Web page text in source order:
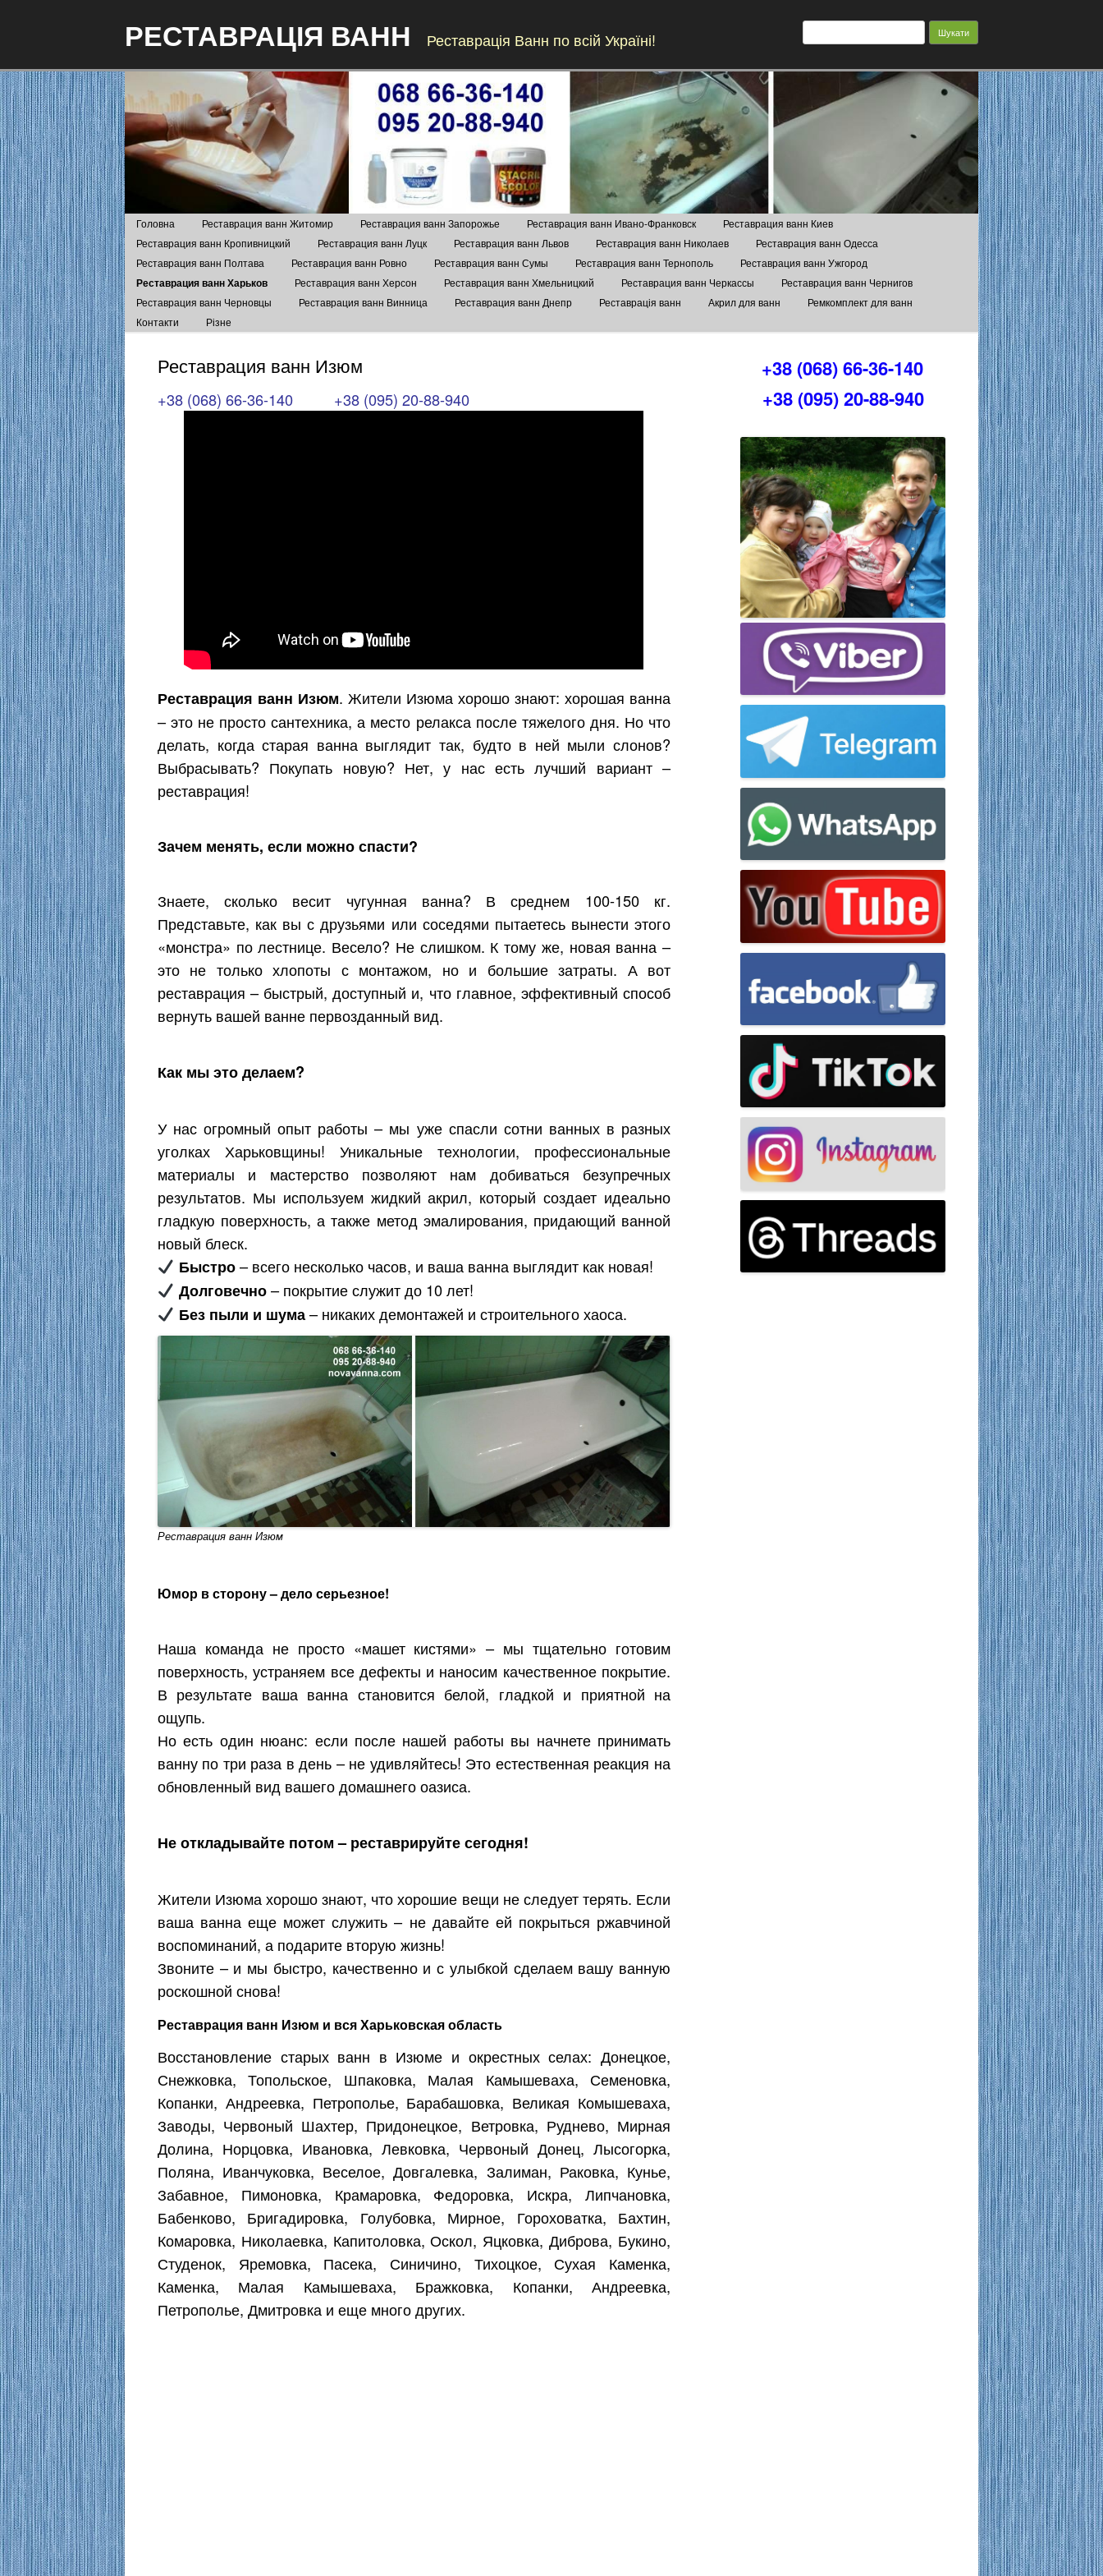
РЕСТАВРАЦІЯ ВАНН Реставрація Ванн по всій Україні!
Пошук:
Skip to content
Головна Реставрация ванн Житомир Реставрация ванн Запорожье Реставрация ванн Ивано-Франковск
Реставрация ванн Киев
Реставрация ванн Кропивницкий
Реставрация ванн Луцк Реставрация ванн Львов Реставрация ванн Николаев
Реставрация ванн Одесса
Реставрация ванн Полтава
Реставрация ванн Ровно Реставрация ванн Сумы Реставрация ванн Тернополь Реставрация ванн Ужгород
Реставрация ванн Харьков Реставрация ванн Херсон Реставрация ванн Хмельницкий Реставрация ванн Черкассы
Реставрация ванн Чернигов
Реставрация ванн Черновцы
Реставрация ванн Винница Реставрация ванн Днепр Реставрація ванн Акрил для ванн
Ремкомплект для ванн
Контакти
Різне
Реставрация ванн Изюм
+38 (068) 66-36-140 +38 (095) 20-88-940
Реставрация ванн Изюм. Жители Изюма хорошо знают: хорошая ванна
– это не просто сантехника, а место релакса после тяжелого дня. Но что
делать, когда старая ванна выглядит так, будто в ней мыли слонов?
Выбрасывать? Покупать новую? Нет, у нас есть лучший вариант –
реставрация!
Зачем менять, если можно спасти?
Знаете, сколько весит чугунная ванна? В среднем 100-150 кг.
Представьте, как вы с друзьями или соседями пытаетесь вынести этого
«монстра» по лестнице. Весело? Не слишком. К тому же, новая ванна –
это не только хлопоты с монтажом, но и большие затраты. А вот
реставрация – быстрый, доступный и, что главное, эффективный способ
вернуть вашей ванне первозданный вид.
Как мы это делаем?
У нас огромный опыт работы – мы уже спасли сотни ванных в разных
уголках Харьковщины! Уникальные технологии, профессиональные
материалы и мастерство позволяют нам добиваться безупречных
результатов. Мы используем жидкий акрил, который создает идеально
гладкую поверхность, а также метод эмалирования, придающий ванной
новый блеск.
Быстро– всего несколько часов, и ваша ванна выглядит как новая!
Долговечно– покрытие служит до 10 лет!
Без пыли и шума– никаких демонтажей и строительного хаоса.
Реставрация ванн Изюм
Юмор в сторону – дело серьезное!
Наша команда не просто «машет кистями» – мы тщательно готовим
поверхность, устраняем все дефекты и наносим качественное покрытие.
В результате ваша ванна становится белой, гладкой и приятной на
ощупь.
Но есть один нюанс: если после нашей работы вы начнете принимать
ванну по три раза в день – не удивляйтесь! Это естественная реакция на
обновленный вид вашего домашнего оазиса.
Не откладывайте потом – реставрируйте сегодня!
Жители Изюма хорошо знают, что хорошие вещи не следует терять. Если
ваша ванна еще может служить – не давайте ей покрыться ржавчиной
воспоминаний, а подарите вторую жизнь!
Звоните – и мы быстро, качественно и с улыбкой сделаем вашу ванную
роскошной снова!
Реставрация ванн Изюм и вся Харьковская область
Восстановление старых ванн в Изюме и окрестных селах: Донецкое,
Снежковка, Топольское, Шпаковка, Малая Камышеваха, Семеновка,
Копанки, Андреевка, Петрополье, Барабашовка, Великая Комышеваха,
Заводы, Червоный Шахтер, Придонецкое, Ветровка, Руднево, Мирная
Долина, Норцовка, Ивановка, Левковка, Червоный Донец, Лысогорка,
Поляна, Иванчуковка, Веселое, Довгалевка, Залиман, Раковка, Кунье,
Забавное, Пимоновка, Крамаровка, Федоровка, Искра, Липчановка,
Бабенково, Бригадировка, Голубовка, Мирное, Гороховатка, Бахтин,
Комаровка, Николаевка, Капитоловка, Оскол, Яцковка, Диброва, Букино,
Студенок, Яремовка, Пасека, Синичино, Тихоцкое, Сухая Каменка,
Каменка, Малая Камышеваха, Бражковка, Копанки, Андреевка,
Петрополье, Дмитровка и еще много других.
+38 (068) 66-36-140
+38 (095) 20-88-940